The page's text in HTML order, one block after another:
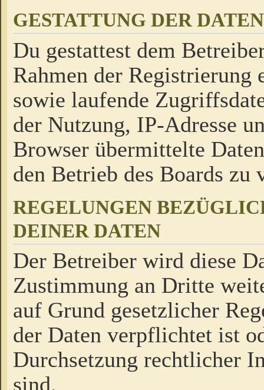
GESTATTUNG DER
Du gestattest dem
Rahmen der Registrierung
sowie laufende
der Nutzung, IP-Adresse
Browser übermittelte
den Betrieb des Boards zu
REGELUNGEN
DEINER DATEN
Der Betreiber wird diese
Zustimmung an Dritte
auf Grund gesetzlicher
der Daten verpflichtet ist
Durchsetzung rechtlicher
sind.